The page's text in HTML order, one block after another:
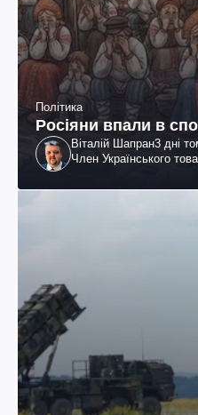
Політика
Росіяни впали в
Віталій Шапран3 дні
Член Українського